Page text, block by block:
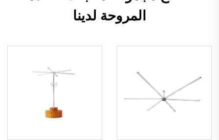
المروحة لدينا